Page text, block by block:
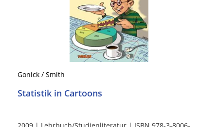
Gonick / Smith
Statistik in Cartoons
2009 | Lehrbuch/Studienliteratur | ISBN 978-3-8006-